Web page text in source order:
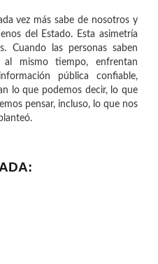
vez más sabe de nosotros y
del Estado. Esta asimetría
Cuando las personas saben
mismo tiempo, enfrentan
pública confiable,
lo que podemos decir, lo que
pensar, incluso, lo que nos